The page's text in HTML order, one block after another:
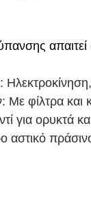
φίλτρα και
για ορυκτά
αστικό